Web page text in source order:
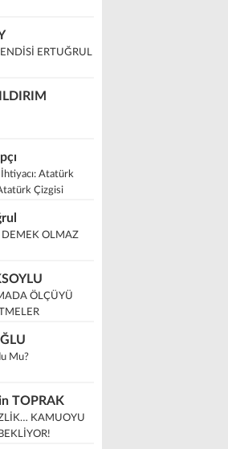
ERTUĞRUL
İhtiyacı: Atatürk
Çizgisi
OLMAZ
ÖLÇÜYÜ
Mu?
TOPRAK
KAMUOYU